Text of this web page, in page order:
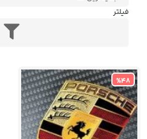
فیلتر
%48